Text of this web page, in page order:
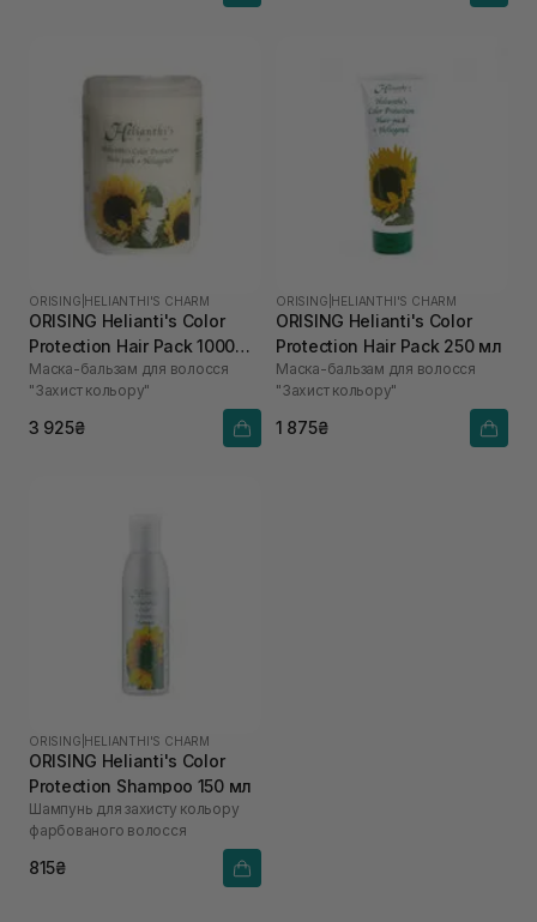
ORISING HELIANTHI'S CHARM
ORISING Helianti's Color
Protection Hair Pack 1000
мл
Маска-бальзам для волосся
"Захист кольору"
3 925₴
ORISING HELIANTHI'S CHARM
ORISING Helianti's Color
Protection Hair Pack 250 мл
Маска-бальзам для волосся
"Захист кольору"
1 875₴
ORISING HELIANTHI'S CHARM
ORISING Helianti's Color
Protection Shampoo 150 мл
Шампунь для захисту кольору
фарбованого волосся
815₴